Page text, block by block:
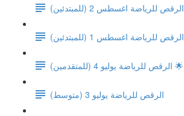
(الرقص للرياضة اغسطس 2 (للمبتدئين
(الرقص للرياضة اغسطس 1 (للمبتدئين
الرقص للرياضة يوليو 4 (للمتقدمين) 🌟
الرقص للرياضة يوليو 3 (متوسط)